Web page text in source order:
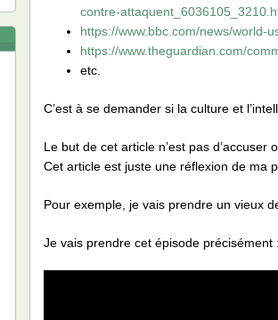
contre-
https://www.bbc.com/news/world-
https://www.theguardian.com/
etc.
C’est à se demander si la culture et
Le but de cet article n’est pas
Cet article est juste une réflexion de ma
Pour exemple, je vais prendre un vieux
Je vais prendre cet épisode précisément :